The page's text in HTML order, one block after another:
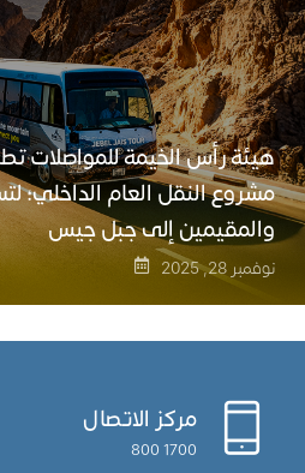
هيئة رأس الخيمة للمواصلات
مشروع النقل العام الداخلي؛
والمقيمين إلى جبل جيس
نوفمبر 28, 2025
مركز الاتصال
1700 800